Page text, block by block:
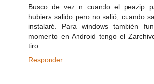
Busco de vez n cuando el peazip
hubiera salido pero no salió, cuando
instalaré. Para windows también
momento en Android tengo el
tiro
Responder